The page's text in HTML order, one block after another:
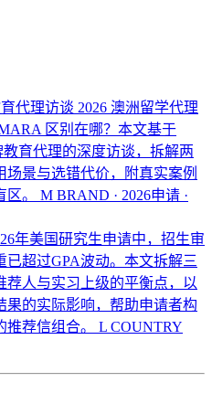
代理访谈 2026 澳洲留学代理
区别在哪？本文基于
育代理的深度访谈，拆解两
景与选错代价，附真实案例
区。 M BRAND · 2026申请 ·
年美国研究生申请中，招生审
超过GPA波动。本文拆解三
荐人与实习上级的平衡点，以
果的实际影响，帮助申请者构
推荐信组合。 L COUNTRY